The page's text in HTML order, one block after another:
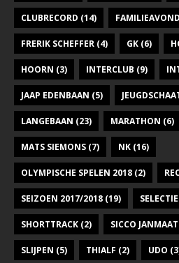
CLUBRECORD (14) FAMILIEAVOND
FRERIK SCHEFFER (4) GK (6)
HOORN (3) INTERCLUB (9)
JAAP EDENBAAN (5)
LANGEBAAN (23) MARATHON (6)
MATS SIEMONS (7) NK (16)
OLYMPISCHE SPELEN 2018 (2)
SEIZOEN 2017/2018 (19) SELECTIE
SHORTTRACK (2) SICCO JANMAAT
SLIJPEN (5) THIALF (2) UDO